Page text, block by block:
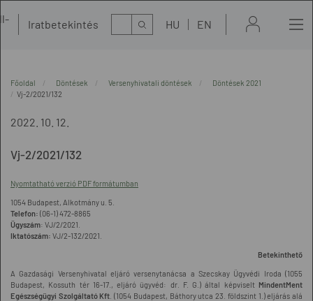
Iratbetekintés Kereső HU EN
Főoldal Döntések Versenyhivatali döntések
Döntések 2021
Vj-2/2021/132
2022. 10. 12.
Vj-2/2021/132
Nyomtatható verzió PDF formátumban
1054 Budapest, Alkotmány u. 5.
Telefon: (06-1) 472-8865
Ügyszám: VJ/2/2021.
Iktatószám: VJ/2-132/2021.
Betekinthető
A Gazdasági Versenyhivatal eljáró versenytanácsa a Szecskay Ügyvédi Iroda (1055
Budapest, Kossuth tér 16-17., eljáró ügyvéd: dr. F. G.) által képviselt MindentMent
Egészségügyi Szolgáltató Kft . (1054 Budapest, Báthory utca 23. földszint 1.) eljárás alá